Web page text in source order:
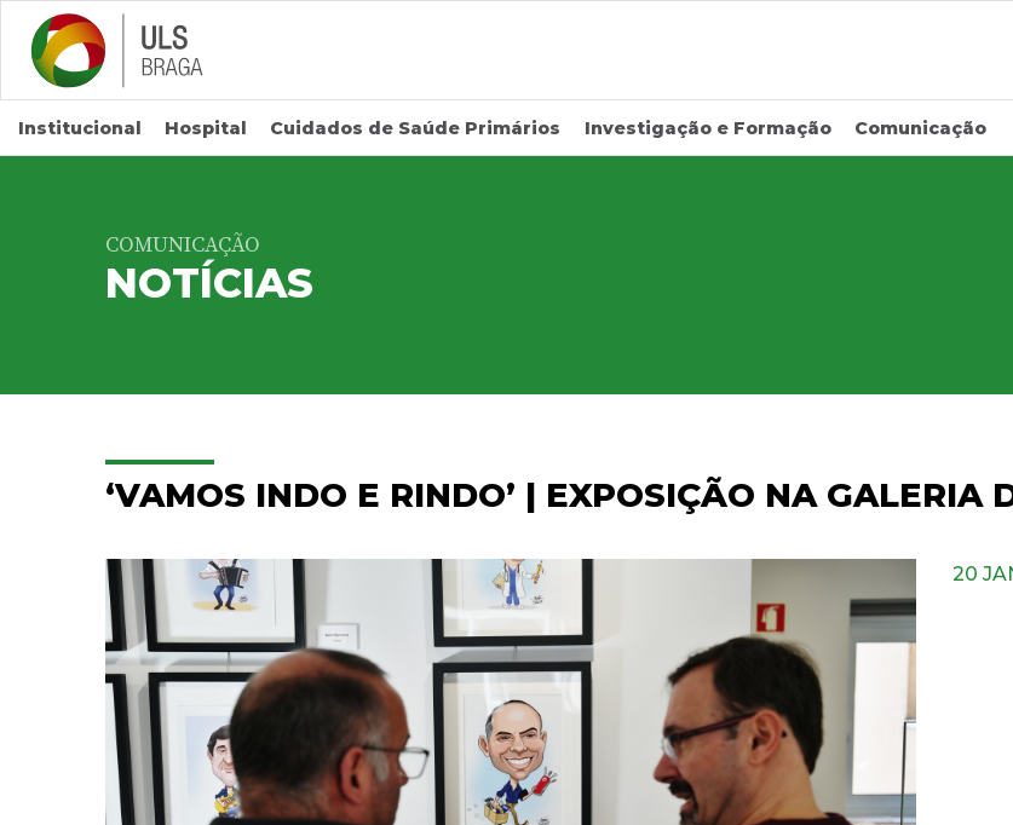
Saltar para conteúdo principal
Institucional Hospital Cuidados de Saúde Primários Investigação e Formação Comunicação
COMUNICAÇÃO
NOTÍCIAS
‘VAMOS INDO E RINDO’ | EXPOSIÇÃO NA GALERIA
20